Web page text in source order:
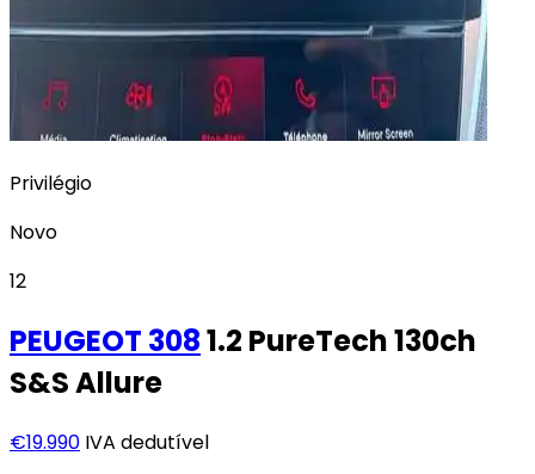
Privilégio
Novo
12
PEUGEOT 3081.2 PureTech 130ch
S&S Allure
€19.990 IVA dedutível